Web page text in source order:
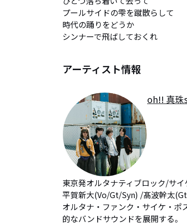
プールサイドの雫を蹴散らして
時代の踊りをどうか
シンナーで飛ばしておくれ
アーティスト情報
oh!! 真珠
東京発オルタナティブロック/サ
平賀新大(Vo/Gt/Syn) /髙波幹太
オルタナ・ファンク・サイケ・ポ
的なバンドサウンドを展開する。